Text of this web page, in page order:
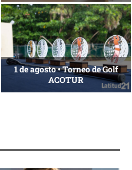
La esencia del servicio